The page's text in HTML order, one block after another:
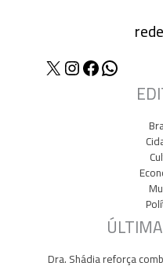
X Instagram
Facebook
Dra. Shádia reforça